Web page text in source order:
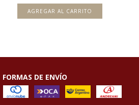
AGREGAR AL CARRITO
FORMAS DE ENVÍO